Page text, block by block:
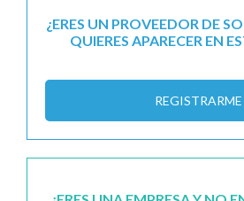
¿ERES UN PROVEEDOR DE
QUIERES APARECER EN
REGISTRARME